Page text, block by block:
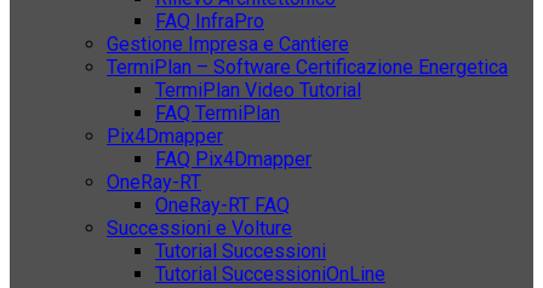
FAQ InfraPro
Gestione Impresa e Cantiere
TermiPlan – Software Certificazione Energetica
TermiPlan Video Tutorial
FAQ TermiPlan
Pix4Dmapper
FAQ Pix4Dmapper
OneRay-RT
OneRay-RT FAQ
Successioni e Volture
Tutorial Successioni
Tutorial SuccessioniOnLine